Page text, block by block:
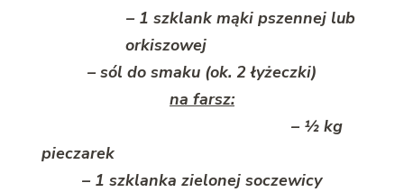
– 1 szklank mąki pszennej lub
orkiszowej
– sól do smaku (ok. 2 łyżeczki)
na farsz:
– ½ kg
pieczarek
– 1 szklanka zielonej soczewicy